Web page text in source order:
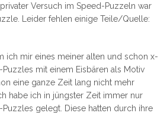
Versuch im Speed-Puzzeln war
Leider fehlen einige Teile/Quelle:
ich mir eines meiner alten und schon x-
mit einem Eisbären als Motiv
eine ganze Zeit lang nicht mehr
habe ich in jüngster Zeit immer nur
gelegt. Diese hatten durch ihre